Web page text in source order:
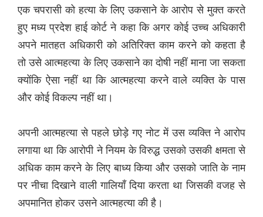
एक चपरासी को हत्या के लिए उकसाने के आरोप से मुक्त करते
हुए मध्य प्रदेश हाई कोर्ट ने कहा कि अगर कोई उच्च अधिकारी
अपने मातहत अधिकारी को अतिरिक्त काम करने को कहता है
तो उसे आत्महत्या के लिए उकसाने का दोषी नहीं माना जा सकता
क्योंकि ऐसा नहीं था कि आत्महत्या करने वाले व्यक्ति के पास
और कोई विकल्प नहीं था।
अपनी आत्महत्या से पहले छोड़े गए नोट में उस व्यक्ति ने आरोप
लगाया था कि आरोपी ने नियम के विरुद्ध उसको उसकी क्षमता से
अधिक काम करने के लिए बाध्य किया और उसको जाति के नाम
पर नीचा दिखाने वाली गालियाँ दिया करता था जिसकी वजह से
अपमानित होकर उसने आत्महत्या की है।